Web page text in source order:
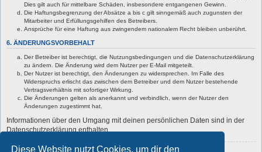
Diese Website nutzt Cookies, um dir den
Dies gilt auch für mittelbare Schäden, insbesondere entgangenen Gewinn.
Die Haftungsbegrenzung der Absätze a bis c gilt sinngemäß auch zugunsten der
Mitarbeiter und Erfüllungsgehilfen des Betreibers.
Ansprüche für eine Haftung aus zwingendem nationalem Recht bleiben unberührt.
6. ÄNDERUNGSVORBEHALT
Der Betreiber ist berechtigt, die Nutzungsbedingungen und die Datenschutzerklärung
zu ändern. Die Änderung wird dem Nutzer per E-Mail mitgeteilt.
Der Nutzer ist berechtigt, den Änderungen zu widersprechen. Im Falle des
Widerspruchs erlischt das zwischen dem Betreiber und dem Nutzer bestehende
Vertragsverhältnis mit sofortiger Wirkung.
Die Änderungen gelten als anerkannt und verbindlich, wenn der Nutzer den
Änderungen zugestimmt hat.
Informationen über den Umgang mit deinen persönlichen Daten sind in der
Datenschutzerklärung enthalten.